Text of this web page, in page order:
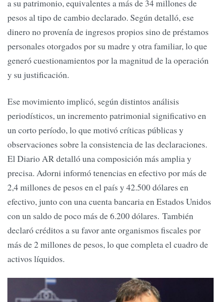
a su patrimonio, equivalentes a más de 34 millones de
pesos al tipo de cambio declarado. Según detalló, ese
dinero no provenía de ingresos propios sino de préstamos
personales otorgados por su madre y otra familiar, lo que
generó cuestionamientos por la magnitud de la operación
y su justificación.
Ese movimiento implicó, según distintos análisis
periodísticos, un incremento patrimonial significativo en
un corto período, lo que motivó críticas públicas y
observaciones sobre la consistencia de las declaraciones.
El Diario AR detalló una composición más amplia y
precisa. Adorni informó tenencias en efectivo por más de
2,4 millones de pesos en el país y 42.500 dólares en
efectivo, junto con una cuenta bancaria en Estados Unidos
con un saldo de poco más de 6.200 dólares. También
declaró créditos a su favor ante organismos fiscales por
más de 2 millones de pesos, lo que completa el cuadro de
activos líquidos.